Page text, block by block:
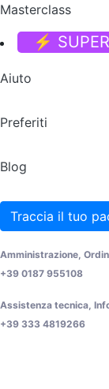
Masterclass
⚡
Aiuto
Preferiti
Blog
Traccia il tuo
Amministrazione,
+39 0187 955108
Assistenza tecnica,
+39 333 4819266